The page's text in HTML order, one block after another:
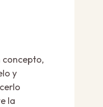
concepto,
y
la